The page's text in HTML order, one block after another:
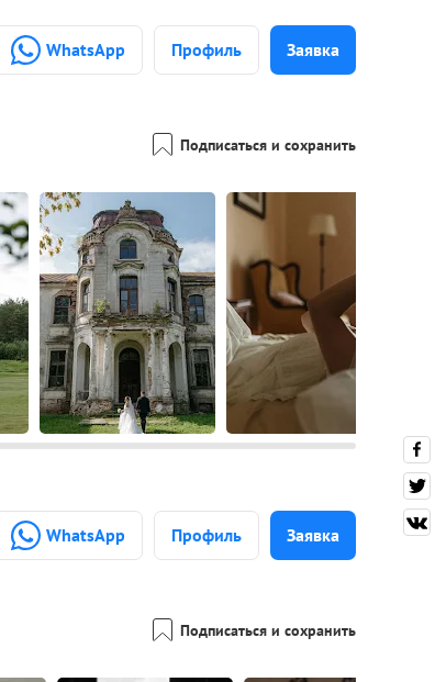
WhatsApp Профиль Заявка
Подписаться и сохранить
WhatsApp Профиль Заявка
Подписаться и сохранить